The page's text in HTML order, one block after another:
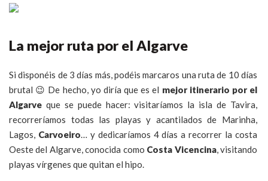
La mejor ruta por el Algarve
Si disponéis de 3 días más, podéis marcaros una ruta de 10 días
brutal 😉 De hecho, yo diría que es el mejor itinerario por el
Algarve que se puede hacer: visitaríamos la isla de Tavira,
recorreríamos todas las playas y acantilados de Marinha,
Lagos, Carvoeiro… y dedicaríamos 4 días a recorrer la costa
Oeste del Algarve, conocida como Costa Vicencina, visitando
playas vírgenes que quitan el hipo.